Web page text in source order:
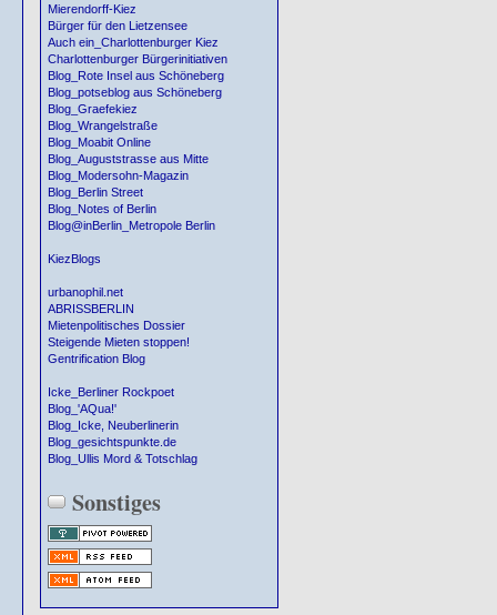
Mierendorff-Kiez
Bürger für den Lietzensee
Auch ein_Charlottenburger Kiez
Charlottenburger Bürgerinitiativen
Blog_Rote Insel aus Schöneberg
Blog_potseblog aus Schöneberg
Blog_Graefekiez
Blog_Wrangelstraße
Blog_Moabit Online
Blog_Auguststrasse aus Mitte
Blog_Modersohn-Magazin
Blog_Berlin Street
Blog_Notes of Berlin
Blog@inBerlin_Metropole Berlin
KiezBlogs
urbanophil.net
ABRISSBERLIN
Mietenpolitisches Dossier
Steigende Mieten stoppen!
Gentrification Blog
Icke_Berliner Rockpoet
Blog_'AQua!'
Blog_Icke, Neuberlinerin
Blog_gesichtspunkte.de
Blog_Ullis Mord & Totschlag
Sonstiges